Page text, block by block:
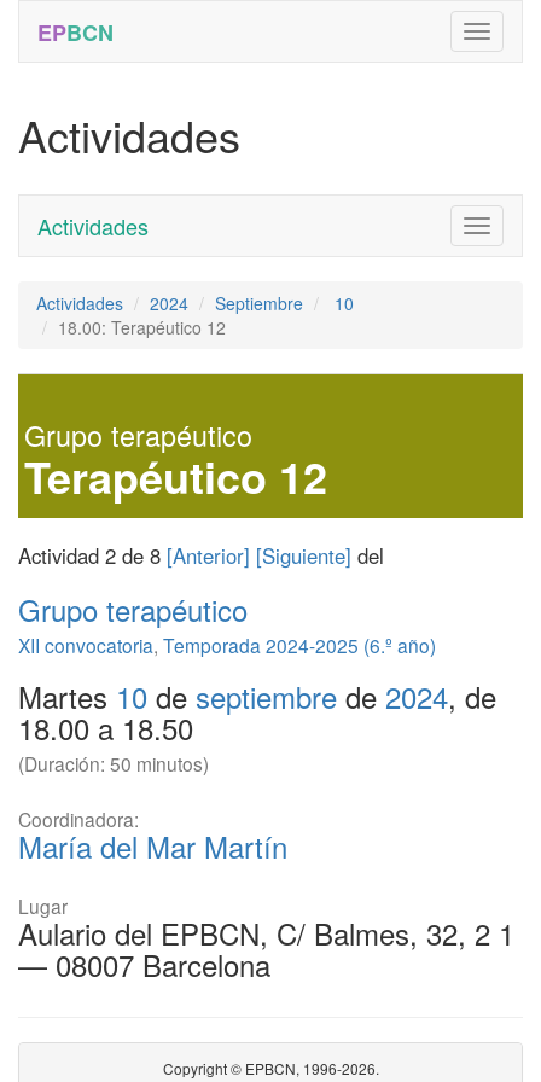
EPBCN
Actividades
Toggle
Actividades
Actividades 2024 Septiembre
10
18.00: Terapéutico 12
Grupo terapéutico
Terapéutico 12
Actividad 2 de 8 [Anterior] [Siguiente] del
Grupo terapéutico
XII convocatoria, Temporada 2024-2025 (6.º año)
Martes 10 de septiembre de 2024, de
18.00 a 18.50
(Duración: 50 minutos)
Coordinadora:
María del Mar Martín
Lugar
Aulario del EPBCN, C/ Balmes, 32, 2 1
— 08007 Barcelona
Copyright © EPBCN, 1996-2026.